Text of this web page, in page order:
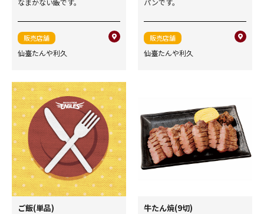
なまかない飯です。
販売店舗
仙臺たんや利久
パンです。
販売店舗
仙臺たんや利久
ご飯(単品) 牛たん焼(9切)